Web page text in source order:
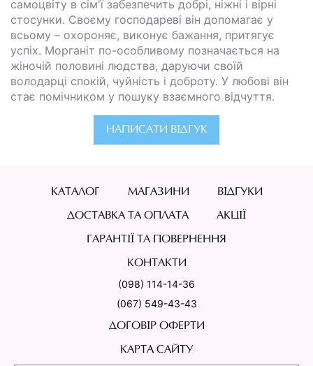
самоцвіту в сім'ї забезпечить добрі, ніжні і вірні
стосунки. Своєму господареві він допомагає у
всьому – охороняє, виконує бажання, притягує
успіх. Морганіт по-особливому позначається на
жіночій половині людства, даруючи своїй
володарці спокій, чуйність і доброту. У любові він
стає помічником у пошуку взаємного відчуття.
НАПИСАТИ ВІДГУК
КАТАЛОГ МАГАЗИНИ ВІДГУКИ
ДОСТАВКА ТА ОПЛАТА АКЦІЇ
ГАРАНТІЇ ТА ПОВЕРНЕННЯ
КОНТАКТИ
(098) 114-14-36
(067) 549-43-43
ДОГОВІР ОФЕРТИ
КАРТА САЙТУ